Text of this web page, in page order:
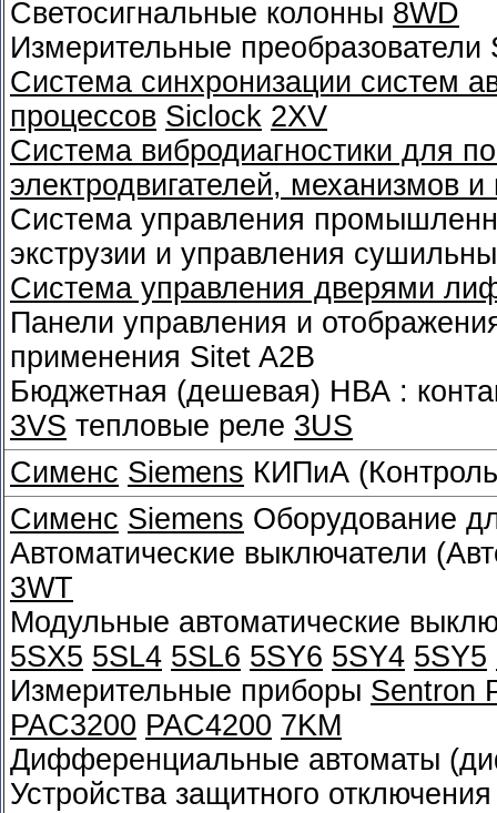
Светосигнальные колонны 8WD
Измерительные преобразователи
Система синхронизации систем
процессов Siclock 2XV
Система вибродиагностики для
электродвигателей, механизмов
Система управления
экструзии и управления
Система управления дверями
Панели управления и
применения Sitet A2B
Бюджетная (дешевая) НВА :
3VS тепловые реле 3US
Сименс Siemens КИПиА
Сименс Siemens Оборудование
Автоматические выключатели
3WT
Модульные автоматические
5SX5 5SL4 5SL6 5SY6 5SY4 5SY5
Измерительные приборы Sentron
PAC3200 PAC4200 7KM
Дифференциальные автоматы
Устройства защитного